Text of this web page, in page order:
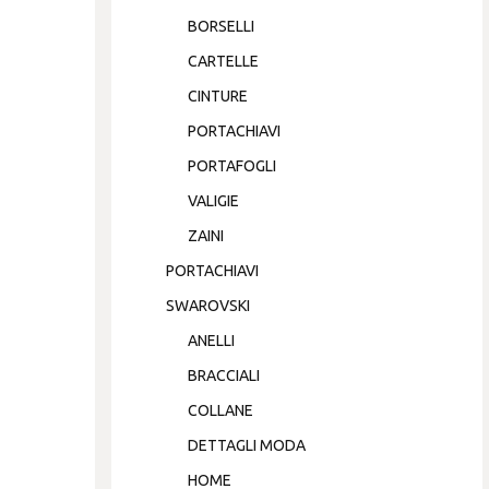
BORSELLI
CARTELLE
CINTURE
PORTACHIAVI
PORTAFOGLI
VALIGIE
ZAINI
PORTACHIAVI
SWAROVSKI
ANELLI
BRACCIALI
COLLANE
DETTAGLI MODA
HOME